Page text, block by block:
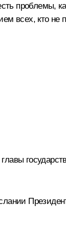
проблемы,
всех, кто не